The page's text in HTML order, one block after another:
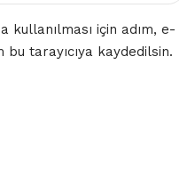
kullanılması için adım, e-
tarayıcıya kaydedilsin.